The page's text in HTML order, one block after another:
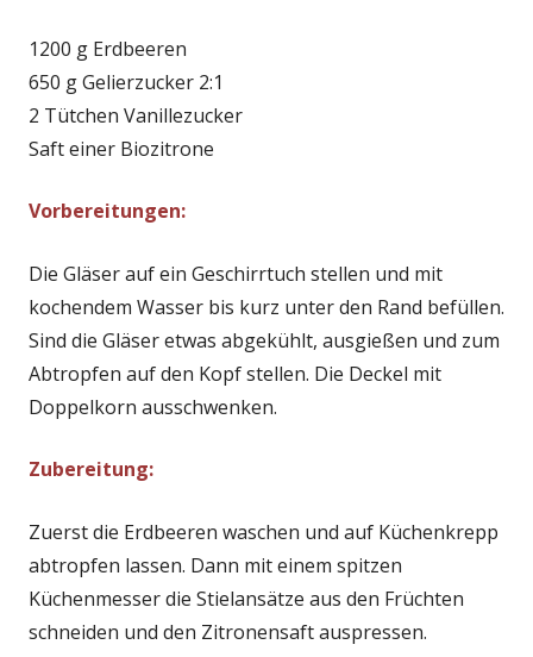
1200 g Erdbeeren
650 g Gelierzucker 2:1
2 Tütchen Vanillezucker
Saft einer Biozitrone
Vorbereitungen:
Die Gläser auf ein Geschirrtuch stellen und mit
kochendem Wasser bis kurz unter den Rand befüllen.
Sind die Gläser etwas abgekühlt, ausgießen und zum
Abtropfen auf den Kopf stellen. Die Deckel mit
Doppelkorn ausschwenken.
Zubereitung:
Zuerst die Erdbeeren waschen und auf Küchenkrepp
abtropfen lassen. Dann mit einem spitzen
Küchenmesser die Stielansätze aus den Früchten
schneiden und den Zitronensaft auspressen.